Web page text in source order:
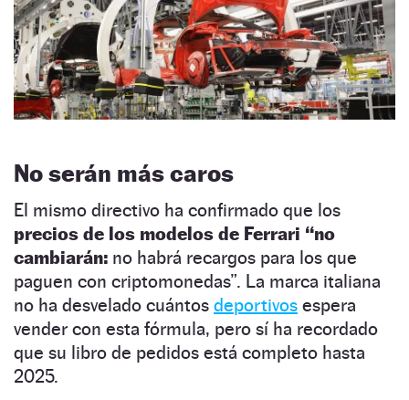
No serán más caros
El mismo directivo ha confirmado que los
precios de los modelos de Ferrari “no
cambiarán: no habrá recargos para los que
paguen con criptomonedas”. La marca italiana
no ha desvelado cuántos deportivos espera
vender con esta fórmula, pero sí ha recordado
que su libro de pedidos está completo hasta
2025.